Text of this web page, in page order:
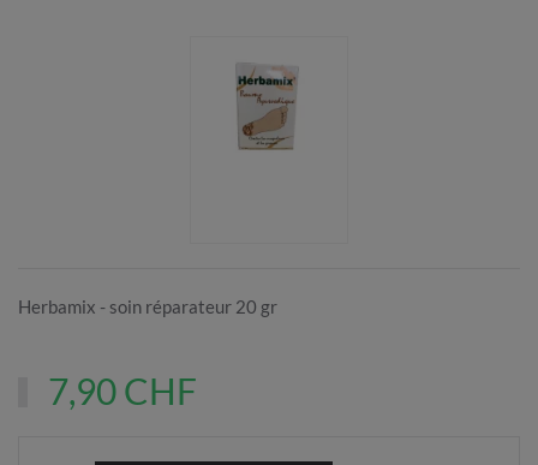
Herbamix - soin réparateur 20 gr
7,90 CHF